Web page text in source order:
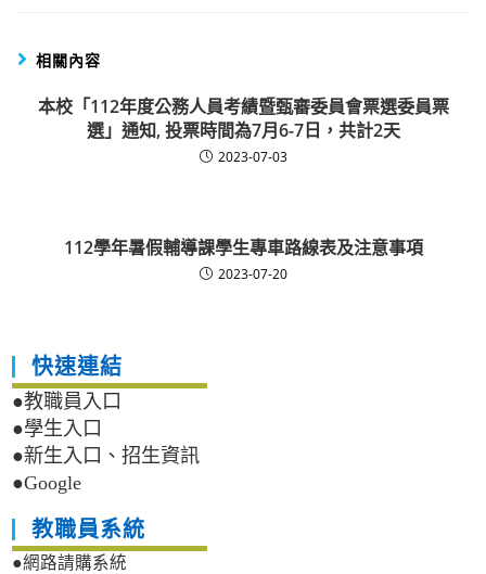
相關內容
本校「112年度公務人員考績暨甄審委員會票選委員票
選」通知, 投票時間為7月6-7日，共計2天
2023-07-03
112學年暑假輔導課學生專車路線表及注意事項
2023-07-20
快速連結
●教職員入口
●學生入口
●新生入口、招生資訊
●Google
教職員系統
●網路請購系統